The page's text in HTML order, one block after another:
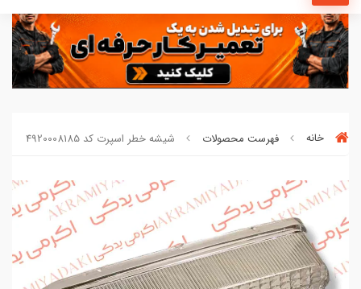
خانه فهرست محصولات شیشه خطر اسپرت کد 4920008185